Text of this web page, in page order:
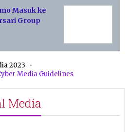
Masuk ke
Group
2023
Media Guidelines
Media